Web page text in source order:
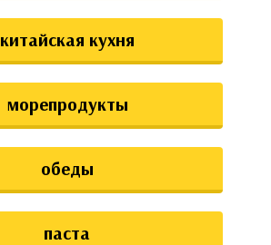
китайская кухня
морепродукты
обеды
паста